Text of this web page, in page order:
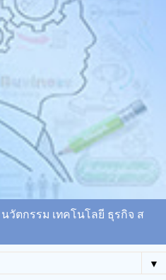
วัตกรรม เทคโนโลยี ธุรกิจ ส
▼